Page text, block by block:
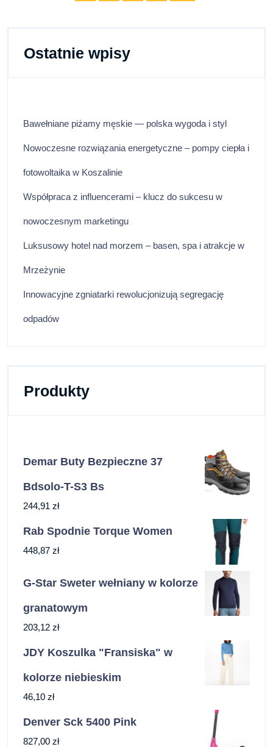
Ostatnie wpisy
Bawełniane piżamy męskie — polska wygoda i styl
Nowoczesne rozwiązania energetyczne – pompy ciepła i
fotowoltaika w Koszalinie
Współpraca z influencerami – klucz do sukcesu w
nowoczesnym marketingu
Luksusowy hotel nad morzem – basen, spa i atrakcje w
Mrzeżynie
Innowacyjne zgniatarki rewolucjonizują segregację
odpadów
Produkty
Demar Buty Bezpieczne 37
Bdsolo-T-S3 Bs
244,91 zł
Rab Spodnie Torque Women
448,87 zł
G-Star Sweter wełniany w kolorze
granatowym
203,12 zł
JDY Koszulka "Fransiska" w
kolorze niebieskim
46,10 zł
Denver Sck 5400 Pink
827,00 zł